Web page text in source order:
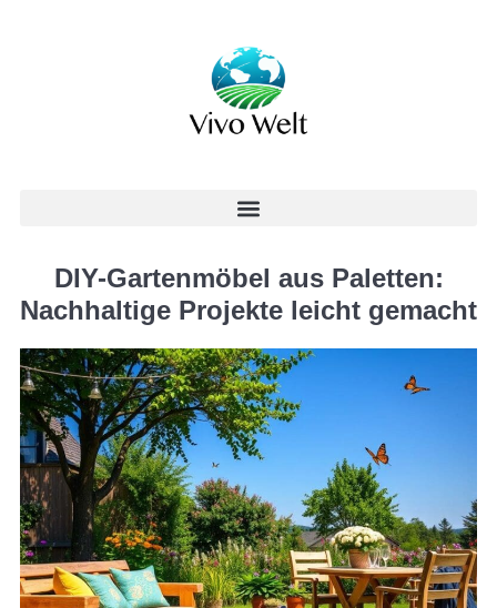
DIY-Gartenmöbel aus Paletten:
Nachhaltige Projekte leicht gemacht